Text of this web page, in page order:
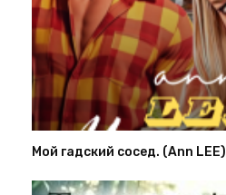
Мой гадский сосед. (Ann LEE)